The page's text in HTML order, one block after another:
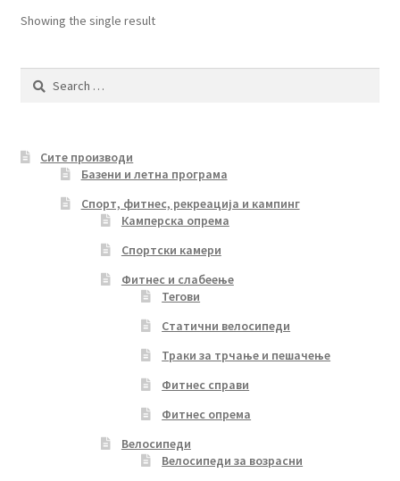
Showing the single result
Search
Сите производи
Базени и летна програма
Спорт, фитнес, рекреација и кампинг
Камперска опрема
Спортски камери
Фитнес и слабеење
Тегови
Статични велосипеди
Траки за трчање и пешачење
Фитнес справи
Фитнес опрема
Велосипеди
Велосипеди за возрасни